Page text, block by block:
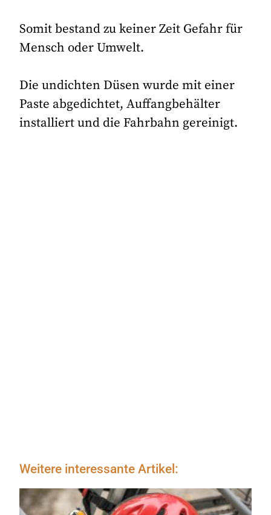
Somit bestand zu keiner Zeit Gefahr für
Mensch oder Umwelt.
Die undichten Düsen wurde mit einer
Paste abgedichtet, Auffangbehälter
installiert und die Fahrbahn gereinigt.
Weitere interessante Artikel: